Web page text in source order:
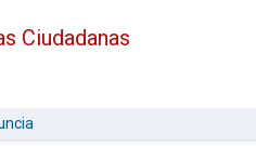
Ciudadanas